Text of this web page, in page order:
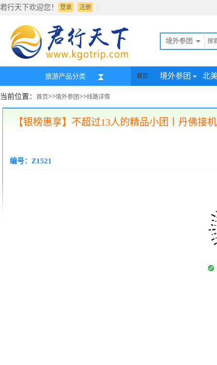
君行天下欢迎您！ 登录 |
注册
境外参团
旅游产品分类 首页 境外参团 北
当前位置： 首页>>境外参团>>线路详情
【银榜惠享】不超过13人的精品小团丨丹佛接
编号：Z1521